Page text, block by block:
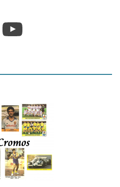
YouTube